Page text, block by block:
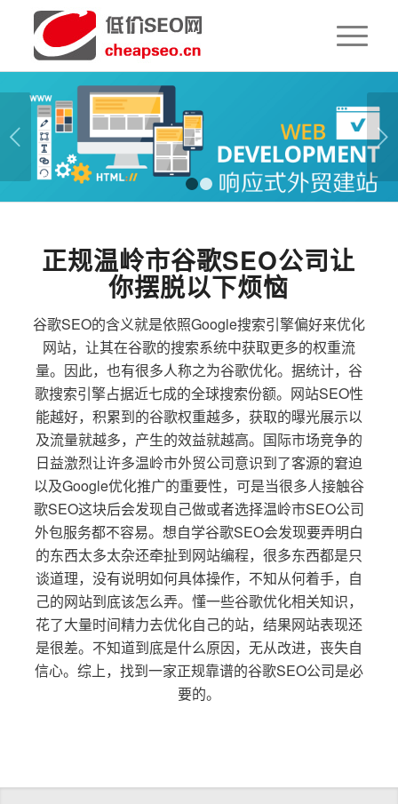
下一页
1 2
正规温岭市谷歌SEO公司让
你摆脱以下烦恼
谷歌SEO的含义就是依照Google搜索引擎偏好来优化
网站，让其在谷歌的搜索系统中获取更多的权重流
量。因此，也有很多人称之为谷歌优化。据统计，谷
歌搜索引擎占据近七成的全球搜索份额。网站SEO性
能越好，积累到的谷歌权重越多，获取的曝光展示以
及流量就越多，产生的效益就越高。国际市场竞争的
日益激烈让许多温岭市外贸公司意识到了客源的窘迫
以及Google优化推广的重要性，可是当很多人接触谷
歌SEO这块后会发现自己做或者选择温岭市SEO公司
外包服务都不容易。想自学谷歌SEO会发现要弄明白
的东西太多太杂还牵扯到网站编程，很多东西都是只
谈道理，没有说明如何具体操作，不知从何着手，自
己的网站到底该怎么弄。懂一些谷歌优化相关知识，
花了大量时间精力去优化自己的站，结果网站表现还
是很差。不知道到底是什么原因，无从改进，丧失自
信心。综上，找到一家正规靠谱的谷歌SEO公司是必
要的。